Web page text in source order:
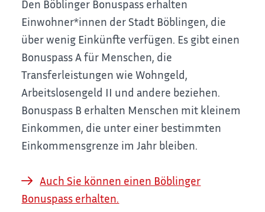
Den Böblinger Bonuspass erhalten
Einwohner*innen der Stadt Böblingen, die
über wenig Einkünfte verfügen. Es gibt einen
Bonuspass A für Menschen, die
Transferleistungen wie Wohngeld,
Arbeitslosengeld II und andere beziehen.
Bonuspass B erhalten Menschen mit kleinem
Einkommen, die unter einer bestimmten
Einkommensgrenze im Jahr bleiben.
Auch Sie können einen Böblinger
Bonuspass erhalten.